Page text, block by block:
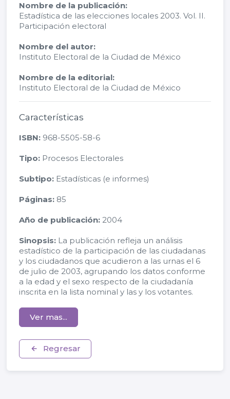
Nombre de la publicación:
Estadística de las elecciones locales 2003. Vol. II.
Participación electoral
Nombre del autor:
Instituto Electoral de la Ciudad de México
Nombre de la editorial:
Instituto Electoral de la Ciudad de México
Características
ISBN: 968-5505-58-6
Tipo: Procesos Electorales
Subtipo: Estadísticas (e informes)
Páginas: 85
Año de publicación: 2004
Sinopsis: La publicación refleja un análisis
estadístico de la participación de las ciudadanas
y los ciudadanos que acudieron a las urnas el 6
de julio de 2003, agrupando los datos conforme
a la edad y el sexo respecto de la ciudadanía
inscrita en la lista nominal y las y los votantes.
Ver mas...
Regresar